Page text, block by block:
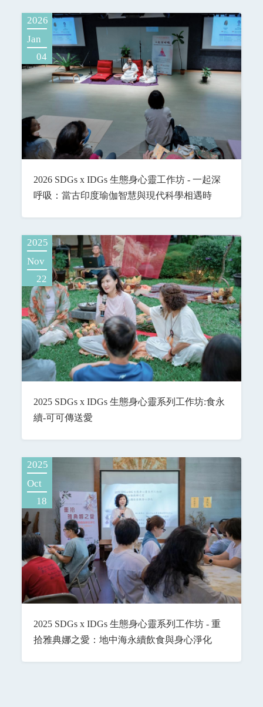
2026
Jan
04
2026 SDGs x IDGs 生態身心靈工作坊 - 一起深
呼吸：當古印度瑜伽智慧與現代科學相遇時
2025
Nov
22
2025 SDGs x IDGs 生態身心靈系列工作坊:食永
續-可可傳送愛
2025
Oct
18
2025 SDGs x IDGs 生態身心靈系列工作坊 - 重
拾雅典娜之愛：地中海永續飲食與身心淨化